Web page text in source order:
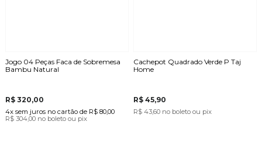
Jogo 04 Peças Faca de Sobremesa
Bambu Natural
R$ 320,00
4x sem juros no cartãode R$ 80,00
R$ 304,00 no boleto ou pix
Cachepot Quadrado Verde P Taj
Home
R$ 45,90
R$ 43,60 no boleto ou pix